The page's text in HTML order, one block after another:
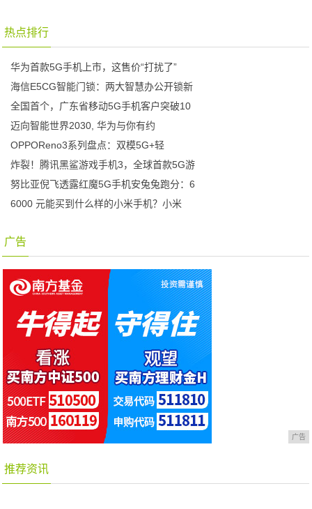
热点排行
华为首款5G手机上市，这售价“打扰了”
海信E5CG智能门锁：两大智慧办公开锁新
全国首个，广东省移动5G手机客户突破10
迈向智能世界2030, 华为与你有约
OPPOReno3系列盘点：双模5G+轻
炸裂！腾讯黑鲨游戏手机3，全球首款5G游
努比亚倪飞透露红魔5G手机安兔兔跑分：6
6000 元能买到什么样的小米手机？小米
广告
广告
推荐资讯